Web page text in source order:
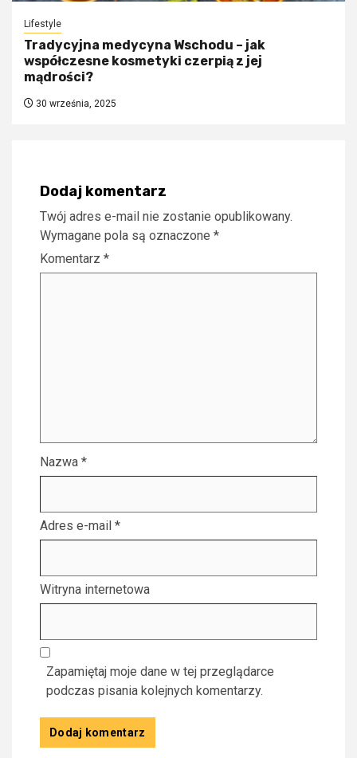
Lifestyle
Tradycyjna medycyna Wschodu – jak
współczesne kosmetyki czerpią z jej
mądrości?
30 września, 2025
Dodaj komentarz
Twój adres e-mail nie zostanie opublikowany.
Wymagane pola są oznaczone *
Komentarz *
Nazwa *
Adres e-mail *
Witryna internetowa
Zapamiętaj moje dane w tej przeglądarce
podczas pisania kolejnych komentarzy.